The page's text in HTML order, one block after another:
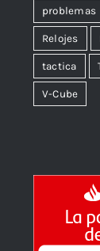
problemas
Relojes
tactica
V-Cube